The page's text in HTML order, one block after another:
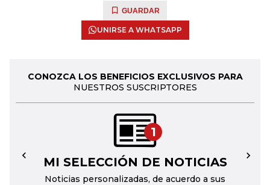
GUARDAR
UNIRSE A WHATSAPP
CONOZCA LOS BENEFICIOS EXCLUSIVOS PARA
NUESTROS SUSCRIPTORES
1
MI SELECCIÓN DE NOTICIAS
Noticias personalizadas, de acuerdo a sus
← →